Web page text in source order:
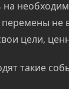
не
цели,
такие